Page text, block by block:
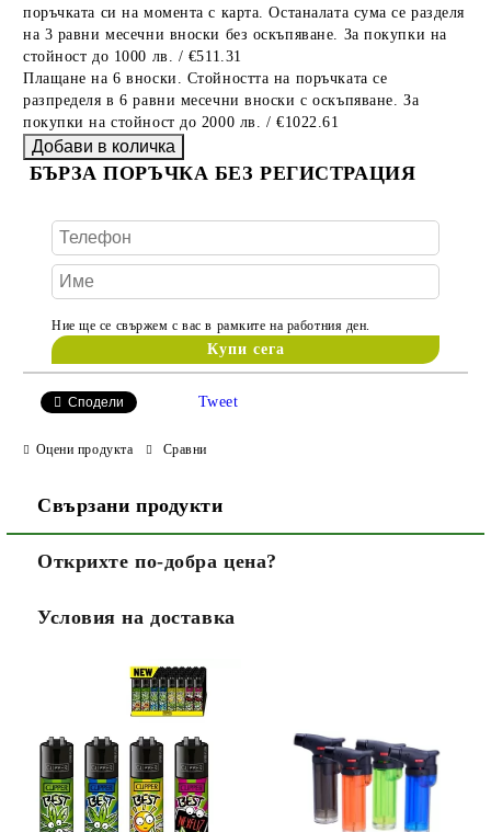
поръчката си на момента с карта. Останалата сума се разделя
на 3 равни месечни вноски без оскъпяване. За покупки на
стойност до 1000 лв. / €511.31
Плащане на 6 вноски. Стойността на поръчката се
разпределя в 6 равни месечни вноски с оскъпяване. За
покупки на стойност до 2000 лв. / €1022.61
БЪРЗА ПОРЪЧКА БЕЗ РЕГИСТРАЦИЯ
Ние ще се свържем с вас в рамките на работния ден.
Сподели Tweet
Оцени продукта Сравни
Свързани продукти
Открихте по-добра цена?
Условия на доставка